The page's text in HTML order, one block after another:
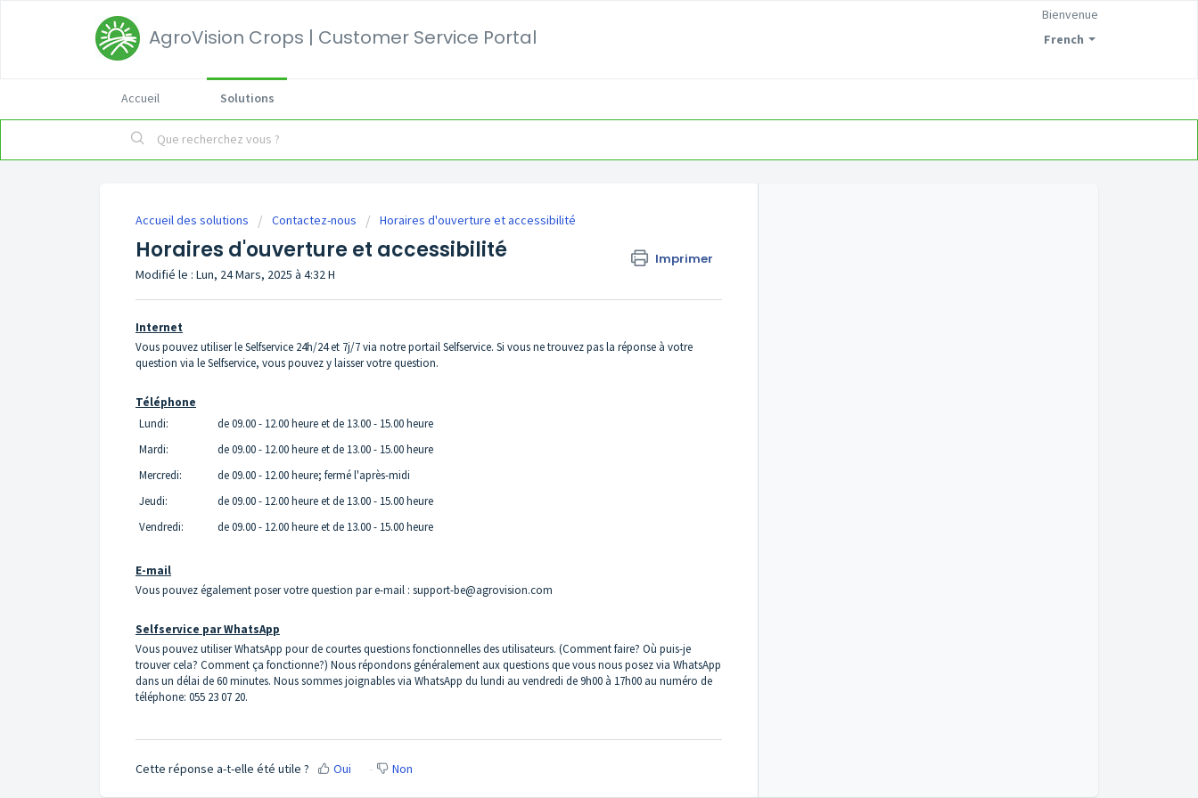
AgroVision Crops | Customer Service Portal French
Bienvenue
Accueil Solutions
Accueil des solutions Contactez-nous Horaires d'ouverture et accessibilité
Horaires d'ouverture et accessibilité Imprimer
Modifié le : Lun, 24 Mars, 2025 à 4:32 H
Internet
Vous pouvez utiliser le Selfservice 24h/24 et 7j/7 via notre portail Selfservice. Si vous ne trouvez pas la réponse à votre
question via le Selfservice, vous pouvez y laisser votre question.
Téléphone
Lundi:
de 09.00 - 12.00 heure et de 13.00 - 15.00 heure
Mardi:
de 09.00 - 12.00 heure et de 13.00 - 15.00 heure
Mercredi:
de 09.00 - 12.00 heure; fermé l'après-midi
Jeudi:
de 09.00 - 12.00 heure et de 13.00 - 15.00 heure
Vendredi:
de 09.00 - 12.00 heure et de 13.00 - 15.00 heure
E-mail
Vous pouvez également poser votre question par e-mail : support-be@agrovision.com
Selfservice par WhatsApp
Vous pouvez utiliser WhatsApp pour de courtes questions fonctionnelles des utilisateurs. (Comment faire? Où puis-je
trouver cela? Comment ça fonctionne?) Nous répondons généralement aux questions que vous nous posez via WhatsApp
dans un délai de 60 minutes. Nous sommes joignables via WhatsApp du lundi au vendredi de 9h00 à 17h00 au numéro de
téléphone: 055 23 07 20.
Cette réponse a-t-elle été utile ? Oui Non